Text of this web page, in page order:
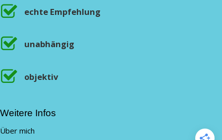
echte Empfehlung
unabhängig
objektiv
Weitere Infos
Über mich